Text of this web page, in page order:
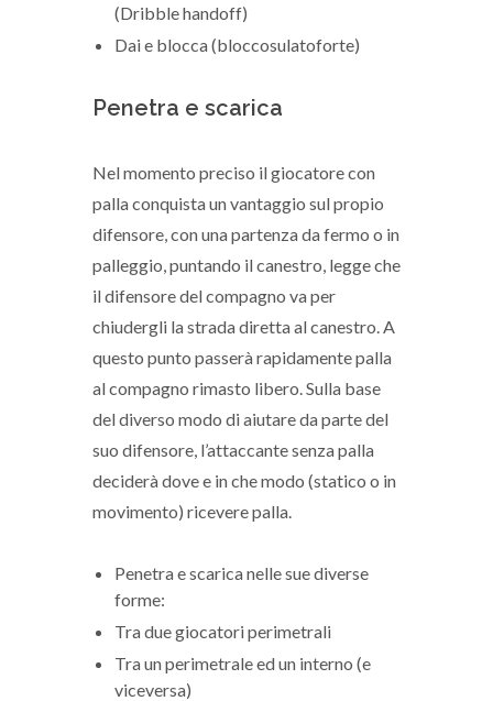
(Dribble handoff)
Dai e blocca (bloccosulatoforte)
Penetra e scarica
Nel momento preciso il giocatore con
palla conquista un vantaggio sul propio
difensore, con una partenza da fermo o in
palleggio, puntando il canestro, legge che
il difensore del compagno va per
chiudergli la strada diretta al canestro. A
questo punto passerà rapidamente palla
al compagno rimasto libero. Sulla base
del diverso modo di aiutare da parte del
suo difensore, l’attaccante senza palla
deciderà dove e in che modo (statico o in
movimento) ricevere palla.
Penetra e scarica nelle sue diverse
forme:
Tra due giocatori perimetrali
Tra un perimetrale ed un interno (e
viceversa)